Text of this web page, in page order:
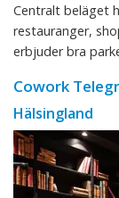
Centralt beläget
restauranger,
erbjuder bra
Cowork
Hälsingland